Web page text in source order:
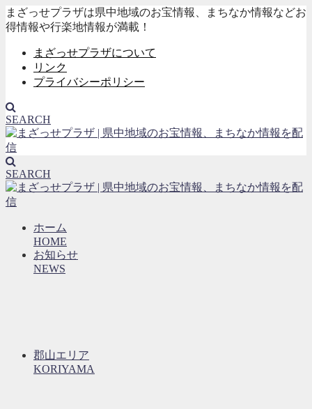
まざっせプラザは県中地域のお宝情報、まちなか情報などお
得情報や行楽地情報が満載！
まざっせプラザについて
リンク
プライバシーポリシー
SEARCH
SEARCH
ホーム
HOME
お知らせ
NEWS
郡山エリア
KORIYAMA